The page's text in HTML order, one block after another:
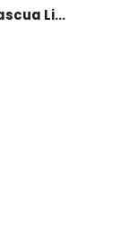
Pegamento Silicon Pascua Liquido 500 Ml